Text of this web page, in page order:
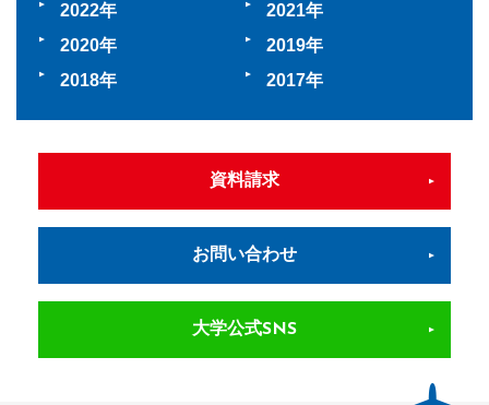
2022
2021
2020
2019
2018
2017
資料請求
お問い合わせ
大学公式SNS